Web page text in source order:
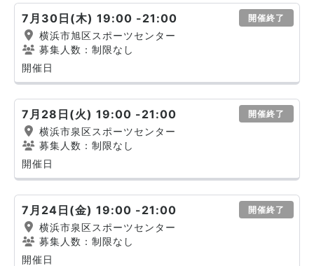
7月30日(木) 19:00 -21:00 開催終了
横浜市旭区スポーツセンター
募集人数：制限なし
開催日
7月28日(火) 19:00 -21:00 開催終了
横浜市泉区スポーツセンター
募集人数：制限なし
開催日
7月24日(金) 19:00 -21:00 開催終了
横浜市泉区スポーツセンター
募集人数：制限なし
開催日